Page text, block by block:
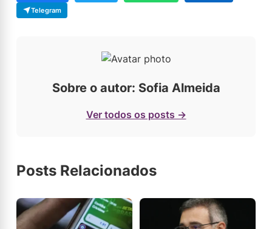
Telegram
Sobre o autor: Sofia Almeida
Ver todos os posts →
Posts Relacionados